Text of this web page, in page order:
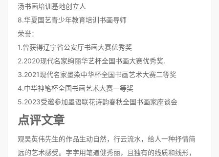
汤书画培训基地创立人
8.华夏国艺青少年教育培训书画导师
荣誉：
1.曾获得辽宁省公安厅书画大赛优秀奖
2.2020现代名家绚丽华艺杯全国书画大赛优秀奖.
3.2021现代名家墨染中华杯全国书画艺术大赛二等奖
4.中华神笔杯全国书画艺术大赛一等奖
5.2023受邀参加墨语联花诗韵春秋全国书画家座谈会
点评文章
观吴英伟先生的作品生动自然，行云流水，给人一种抒情简
远的艺术感受。字字用笔遒健秀丽，且独有的线质和线形，